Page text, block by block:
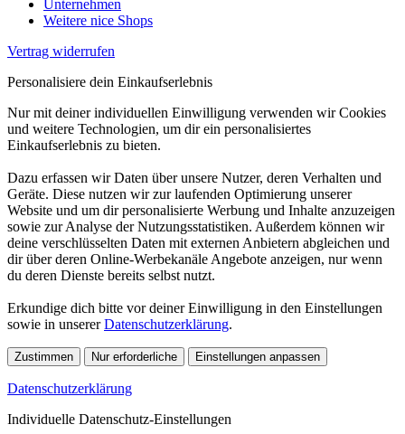
Unternehmen
Weitere nice Shops
Vertrag widerrufen
Personalisiere dein Einkaufserlebnis
Nur mit deiner individuellen Einwilligung verwenden wir Cookies
und weitere Technologien, um dir ein personalisiertes
Einkaufserlebnis zu bieten.
Dazu erfassen wir Daten über unsere Nutzer, deren Verhalten und
Geräte. Diese nutzen wir zur laufenden Optimierung unserer
Website und um dir personalisierte Werbung und Inhalte anzuzeigen
sowie zur Analyse der Nutzungsstatistiken. Außerdem können wir
deine verschlüsselten Daten mit externen Anbietern abgleichen und
dir über deren Online-Werbekanäle Angebote anzeigen, nur wenn
du deren Dienste bereits selbst nutzt.
Erkundige dich bitte vor deiner Einwilligung in den Einstellungen
sowie in unsererDatenschutzerklärung.
Zustimmen Nur erforderliche Einstellungen anpassen
Datenschutzerklärung
Individuelle Datenschutz-Einstellungen